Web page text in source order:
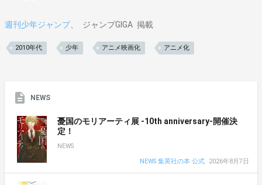
週刊少年ジャンプ ジャンプGIGA 掲載
2010年代 少年 アニメ映画化 アニメ化
NEWS
憂国のモリアーティ展 -10th anniversary-開催決
定！
NEWS
NEWS 集英社の本 公式
2026年8月7日